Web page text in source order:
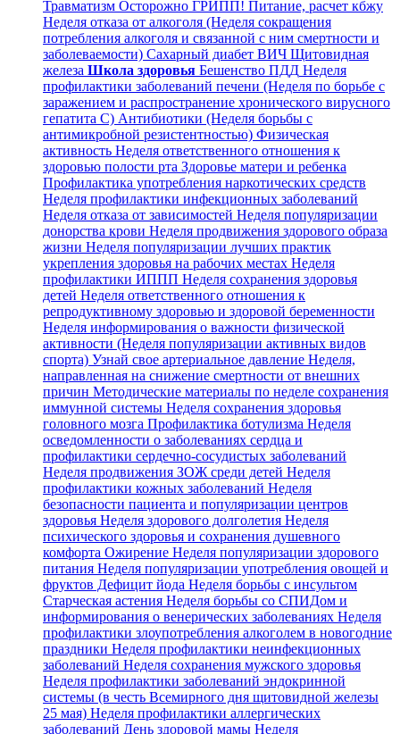
Травматизм Осторожно ГРИПП! Питание, расчет кбжу
Неделя отказа от алкоголя (Неделя сокращения
потребления алкоголя и связанной с ним смертности и
заболеваемости) Сахарный диабет ВИЧ Щитовидная
железа Школа здоровья Бешенство ПДД Неделя
профилактики заболеваний печени (Неделя по борьбе с
заражением и распространение хронического вирусного
гепатита С) Антибиотики (Неделя борьбы с
антимикробной резистентностью) Физическая
активность Неделя ответственного отношения к
здоровью полости рта Здоровье матери и ребенка
Профилактика употребления наркотических средств
Неделя профилактики инфекционных заболеваний
Неделя отказа от зависимостей Неделя популяризации
донорства крови Неделя продвижения здорового образа
жизни Неделя популяризации лучших практик
укрепления здоровья на рабочих местах Неделя
профилактики ИППП Неделя сохранения здоровья
детей Неделя ответственного отношения к
репродуктивному здоровью и здоровой беременности
Неделя информирования о важности физической
активности (Неделя популяризации активных видов
спорта) Узнай свое артериальное давление Неделя,
направленная на снижение смертности от внешних
причин Методические материалы по неделе сохранения
иммунной системы Неделя сохранения здоровья
головного мозга Профилактика ботулизма Неделя
осведомленности о заболеваниях сердца и
профилактики сердечно-сосудистых заболеваний
Неделя продвижения ЗОЖ среди детей Неделя
профилактики кожных заболеваний Неделя
безопасности пациента и популяризации центров
здоровья Неделя здорового долголетия Неделя
психического здоровья и сохранения душевного
комфорта Ожирение Неделя популяризации здорового
питания Неделя популяризации употребления овощей и
фруктов Дефицит йода Неделя борьбы с инсультом
Старческая астения Неделя борьбы со СПИДом и
информирования о венерических заболеваниях Неделя
профилактики злоупотребления алкоголем в новогодние
праздники Неделя профилактики неинфекционных
заболеваний Неделя сохранения мужского здоровья
Неделя профилактики заболеваний эндокринной
системы (в честь Всемирного дня щитовидной железы
25 мая) Неделя профилактики аллергических
заболеваний День здоровой мамы Неделя